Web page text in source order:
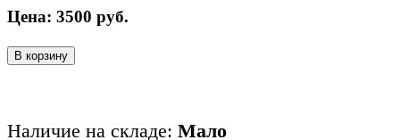
Цена: 3500 руб.
В корзину
Наличие на складе: Мало